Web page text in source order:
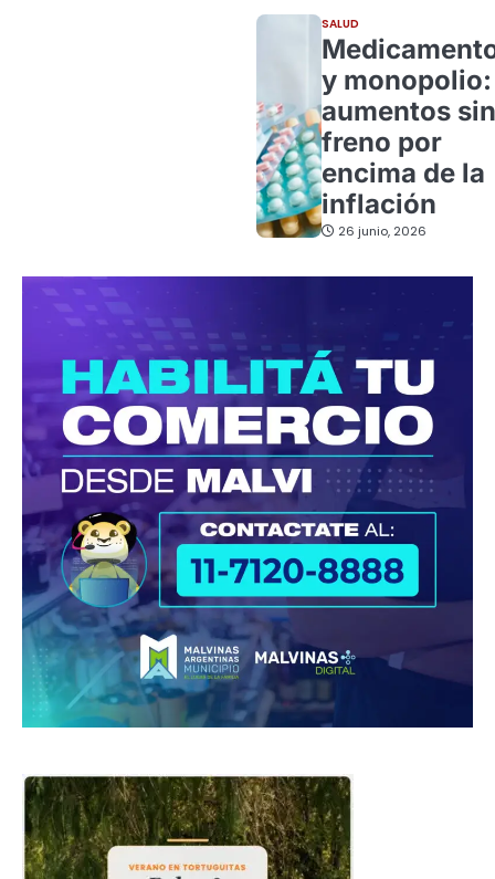
SALUD
y monopolio:
aumentos sin
freno por
encima de la
inflación
26 junio, 2026